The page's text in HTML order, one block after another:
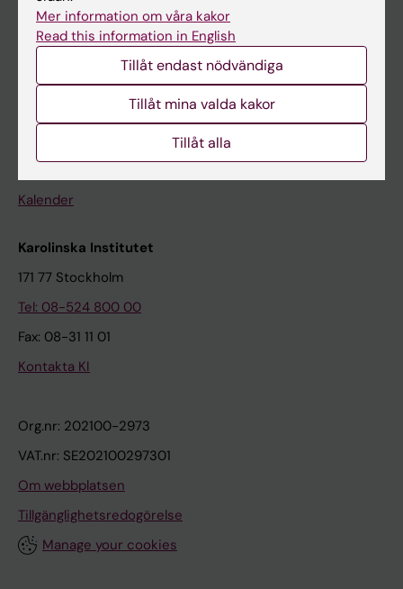
The Conversation
Nyhetsarkivet
Kontakta oss
Kalender
Karolinska Institutet
171 77 Stockholm
Tel: 08-524 800 00
Fax: 08-31 11 01
Kontakta KI
Org.nr: 202100-2973
VAT.nr: SE202100297301
Om webbplatsen
Tillgänglighetsredogörelse
Manage your cookies
Mer information om våra kakor
Read this information in English
Tillåt endast nödvändiga
Tillåt mina valda kakor
Tillåt alla